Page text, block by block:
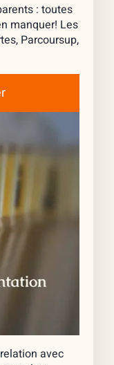
: toutes
manquer! Les
Parcoursup,
avec